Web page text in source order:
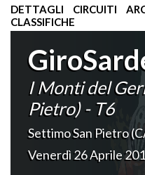
DETTAGLI CIRCUITI
CLASSIFICHE
I Monti del
Pietro) - T6
Settimo San Pietro
Venerdì 26 Aprile